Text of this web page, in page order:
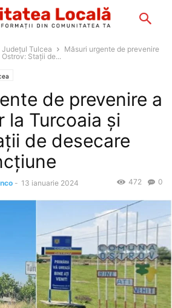
Județul Tulcea
Măsuri urgente de prevenire
Stații de...
de prevenire a
la Turcoaia și
de desecare
- 13 ianuarie 2024 0
472